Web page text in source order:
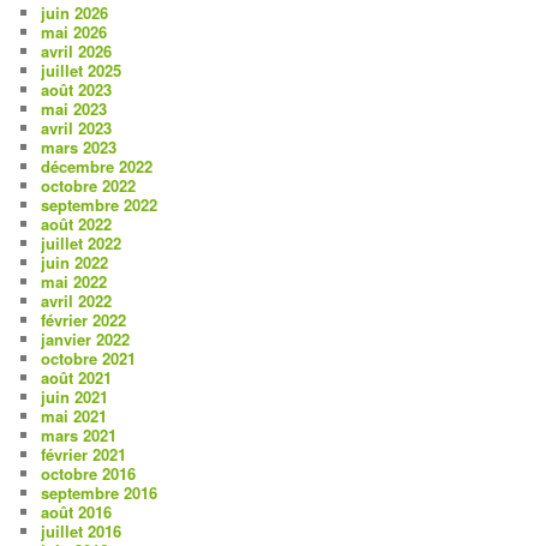
juin 2026
mai 2026
avril 2026
juillet 2025
août 2023
mai 2023
avril 2023
mars 2023
décembre 2022
octobre 2022
septembre 2022
août 2022
juillet 2022
juin 2022
mai 2022
avril 2022
février 2022
janvier 2022
octobre 2021
août 2021
juin 2021
mai 2021
mars 2021
février 2021
octobre 2016
septembre 2016
août 2016
juillet 2016